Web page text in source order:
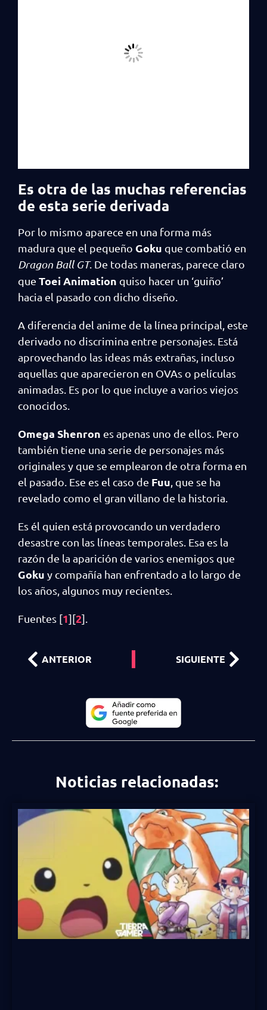
Es otra de las muchas referencias
de esta serie derivada
Por lo mismo aparece en una forma más
madura que el pequeño Goku que combatió en
Dragon Ball GT. De todas maneras, parece claro
que Toei Animation quiso hacer un ‘guiño’
hacia el pasado con dicho diseño.
A diferencia del anime de la línea principal, este
derivado no discrimina entre personajes. Está
aprovechando las ideas más extrañas, incluso
aquellas que aparecieron en OVAs o películas
animadas. Es por lo que incluye a varios viejos
conocidos.
Omega Shenron es apenas uno de ellos. Pero
también tiene una serie de personajes más
originales y que se emplearon de otra forma en
el pasado. Ese es el caso de Fuu , que se ha
revelado como el gran villano de la historia.
Es él quien está provocando un verdadero
desastre con las líneas temporales. Esa es la
razón de la aparición de varios enemigos que
Goku y compañía han enfrentado a lo largo de
los años, algunos muy recientes.
Fuentes [1][2].
ANTERIOR SIGUIENTE
Noticias relacionadas: